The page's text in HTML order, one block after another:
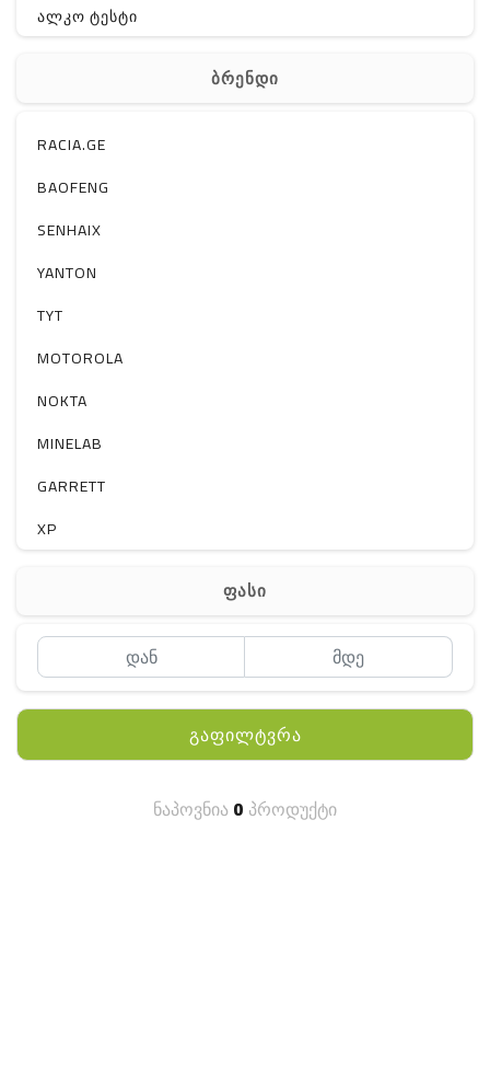
ალკო ტესტი
ელ. მოწყობილობები
მაგნიტი
სხვა
ბრენდი
RACIA.GE
BAOFENG
SENHAIX
YANTON
TYT
MOTOROLA
NOKTA
MINELAB
GARRETT
XP
QYT
ფასი
გაფილტვრა
ნაპოვნია0 პროდუქტი